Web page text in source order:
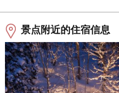
景点附近的住宿信息